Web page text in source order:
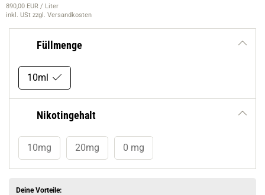
890,00 EUR / Liter
inkl. USt zzgl. Versandkosten
Füllmenge
10ml
Nikotingehalt
10mg 20mg 0 mg
Deine Vorteile: